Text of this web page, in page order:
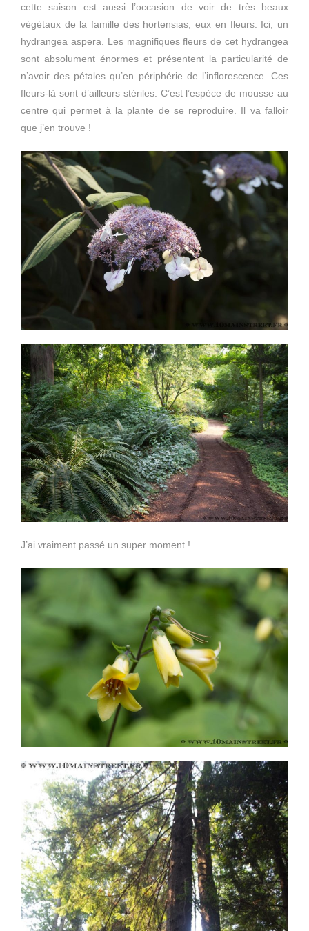
cette saison est aussi l’occasion de voir de très beaux
végétaux de la famille des hortensias, eux en fleurs. Ici, un
hydrangea aspera. Les magnifiques fleurs de cet hydrangea
sont absolument énormes et présentent la particularité de
n’avoir des pétales qu’en périphérie de l’inflorescence. Ces
fleurs-là sont d’ailleurs stériles. C’est l’espèce de mousse au
centre qui permet à la plante de se reproduire. Il va falloir
que j’en trouve !
J’ai vraiment passé un super moment !